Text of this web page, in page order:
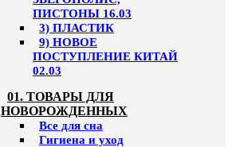
ПИСТОНЫ 16.03
3) ПЛАСТИК
9) НОВОЕ
ПОСТУПЛЕНИЕ КИТАЙ
02.03
01. ТОВАРЫ ДЛЯ
НОВОРОЖДЕННЫХ
Все для сна
Гигиена и уход